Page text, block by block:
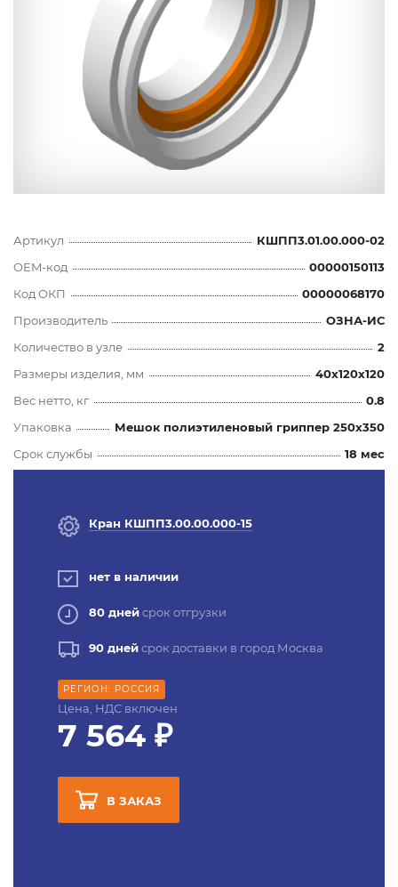
Артикул
КШПП3.01.00.000-02
OEM-код
00000150113
Код ОКП
00000068170
Производитель
ОЗНА-ИС
Количество в узле
2
Размеры изделия, мм
40x120x120
Вес нетто, кг
0.8
Упаковка
Мешок полиэтиленовый гриппер 250х350
Срок службы
18 мес
Кран КШПП3.00.00.000-15
нет в наличии
80 днейсрок отгрузки
90 днейсрок доставки в город Москва
РЕГИОН: РОССИЯ
Цена, НДС включен
7 564 ₽
В ЗАКАЗ